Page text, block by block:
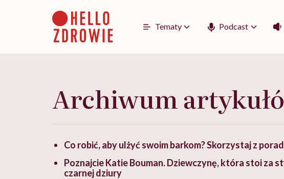
Tematy Podcast
Archiwum
Co robić, aby ulżyć swoim barkom? Skorzystaj z
Poznajcie Katie Bouman. Dziewczynę, która stoi za
czarnej dziury